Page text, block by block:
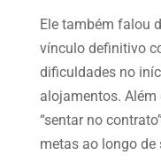
Ele também falou
vínculo definitivo
dificuldades no
alojamentos. Além
“sentar no
metas ao longo de